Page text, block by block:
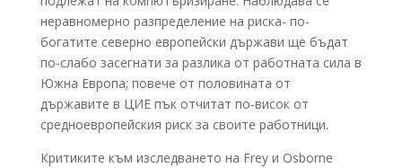
неравномерно разпределение на риска- по-
богатите северно европейски държави ще бъдат
по-слабо засегнати за разлика от работната сила в
Южна Европа; повече от половината от
държавите в ЦИЕ пък отчитат по-висок от
средноевропейския риск за своите работници.
Критиките към изследването на Frey и Osborne